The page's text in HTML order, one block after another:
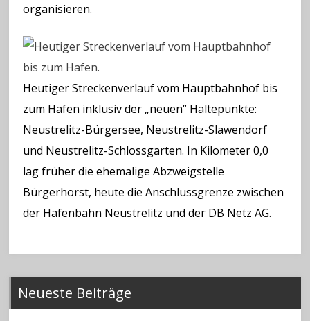
organisieren.
Heutiger Streckenverlauf vom Hauptbahnhof bis
zum Hafen inklusiv der „neuen“ Haltepunkte:
Neustrelitz-Bürgersee, Neustrelitz-Slawendorf
und Neustrelitz-Schlossgarten. In Kilometer 0,0
lag früher die ehemalige Abzweigstelle
Bürgerhorst, heute die Anschlussgrenze zwischen
der Hafenbahn Neustrelitz und der DB Netz AG.
Neueste Beiträge